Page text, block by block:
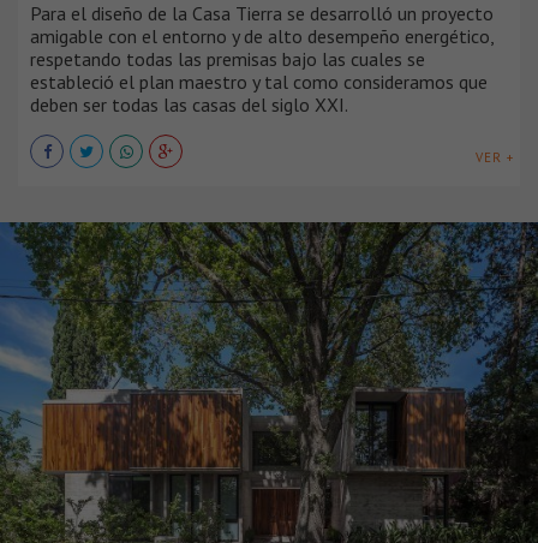
Para el diseño de la Casa Tierra se desarrolló un proyecto
amigable con el entorno y de alto desempeño energético,
respetando todas las premisas bajo las cuales se
estableció el plan maestro y tal como consideramos que
deben ser todas las casas del siglo XXI.
VER +